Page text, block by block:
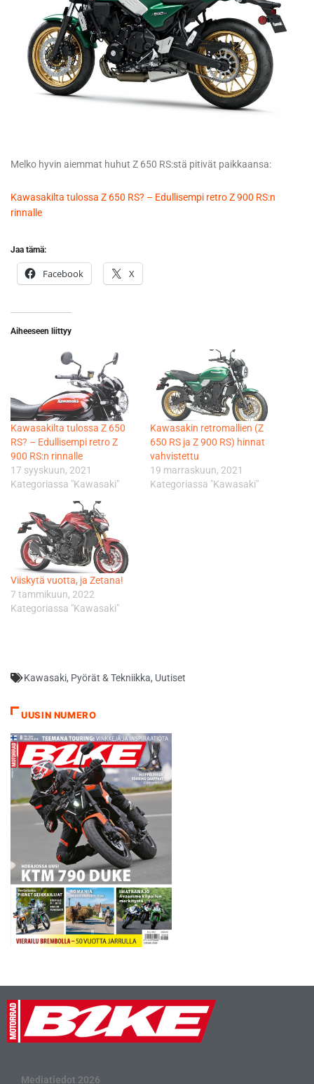
Melko hyvin aiemmat huhut Z 650 RS:stä pitivät paikkaansa:
Kawasakilta tulossa Z 650 RS? – Edullisempi retro Z 900 RS:n
rinnalle
Jaa tämä:
Facebook X
Aiheeseen liittyy
Kawasakilta tulossa Z 650
RS? – Edullisempi retro Z
900 RS:n rinnalle
17 syyskuun, 2021
Kategoriassa "Kawasaki"
Kawasakin retromallien (Z
650 RS ja Z 900 RS) hinnat
vahvistettu
19 marraskuun, 2021
Kategoriassa "Kawasaki"
Viiskytä vuotta, ja Zetana!
7 tammikuun, 2022
Kategoriassa "Kawasaki"
Kawasaki, Pyörät & Tekniikka, Uutiset
UUSIN NUMERO
Mediatiedot 2026